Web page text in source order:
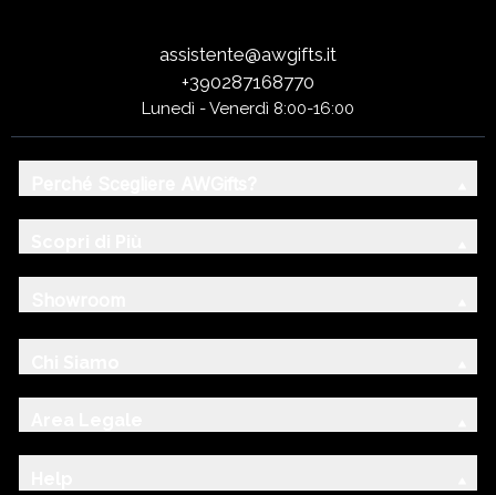
assistente@awgifts.it
+390287168770
Lunedì - Venerdì 8:00-16:00